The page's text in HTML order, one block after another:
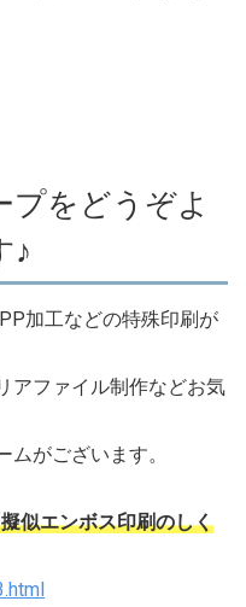
プをどうぞよ
♪
加工などの特殊印刷が
アファイル制作などお気
がございます。
似エンボス印刷のしく